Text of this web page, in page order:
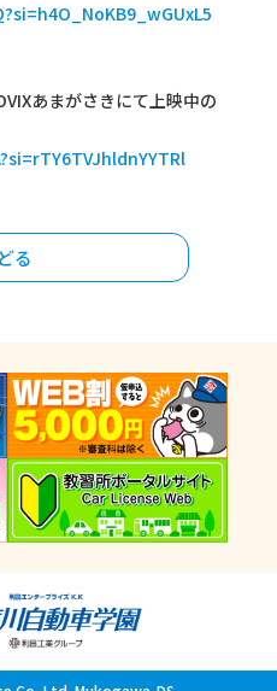
あまがさきにて上映中の
る